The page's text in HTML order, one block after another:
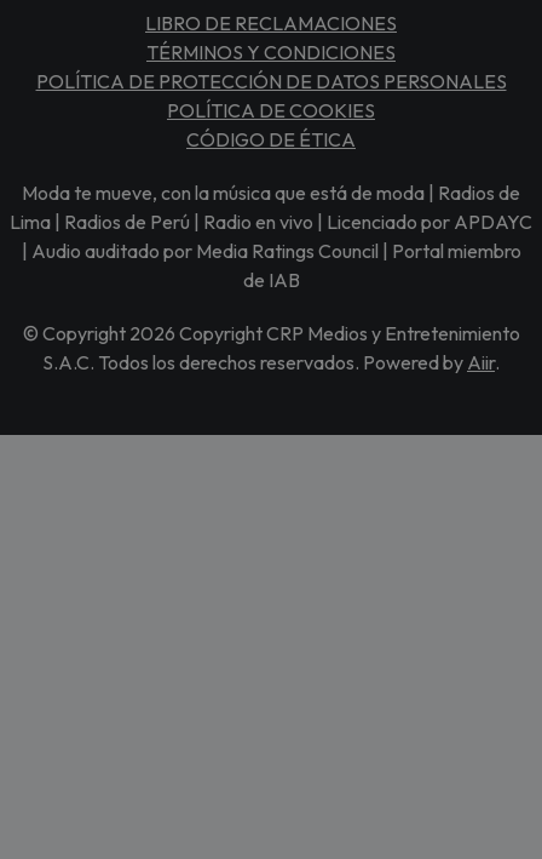
LIBRO DE RECLAMACIONES
TÉRMINOS Y CONDICIONES
POLÍTICA DE PROTECCIÓN DE DATOS PERSONALES
POLÍTICA DE COOKIES
CÓDIGO DE ÉTICA
Moda te mueve, con la música que está de moda | Radios de
Lima | Radios de Perú | Radio en vivo | Licenciado por APDAYC
| Audio auditado por Media Ratings Council | Portal miembro
de IAB
© Copyright 2026 Copyright CRP Medios y Entretenimiento
S.A.C. Todos los derechos reservados. Powered by Aiir.